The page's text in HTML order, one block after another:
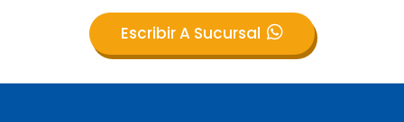
Escribir A Sucursal